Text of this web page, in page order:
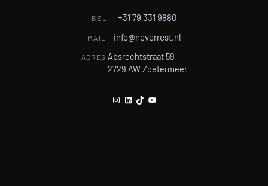
BEL +31 79 331 9880
MAIL info@neverrest.nl
ADRES Absrechtstraat 59
2729 AW Zoetermeer
Instagram
LinkedIn
TikTokYouTube